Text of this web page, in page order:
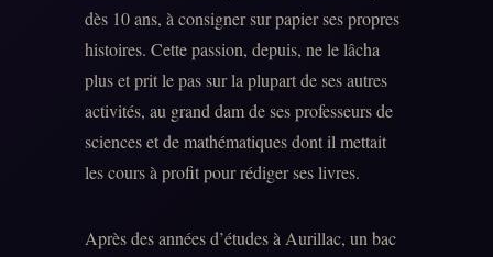
dès 10 ans, à consigner sur papier ses propres
histoires. Cette passion, depuis, ne le lâcha
plus et prit le pas sur la plupart de ses autres
activités, au grand dam de ses professeurs de
sciences et de mathématiques dont il mettait
les cours à profit pour rédiger ses livres.
Après des années d’études à Aurillac, un bac